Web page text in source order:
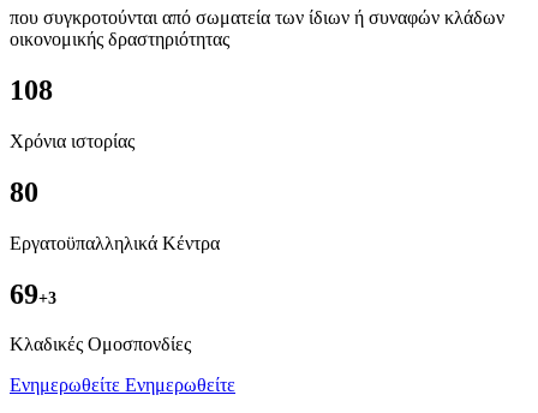
που συγκροτούνται από σωματεία των ίδιων ή συναφών κλάδων
οικονομικής δραστηριότητας
108
Χρόνια ιστορίας
80
Εργατοϋπαλληλικά Κέντρα
69+3
Kλαδικές Ομοσπονδίες
Ενημερωθείτε Ενημερωθείτε